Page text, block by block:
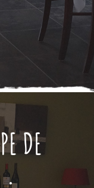
DE